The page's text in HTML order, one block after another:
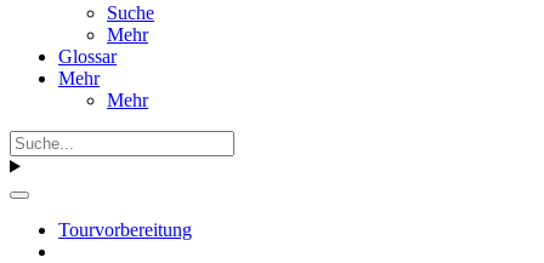
Suche
Mehr
Glossar
Mehr
Mehr
Tourvorbereitung